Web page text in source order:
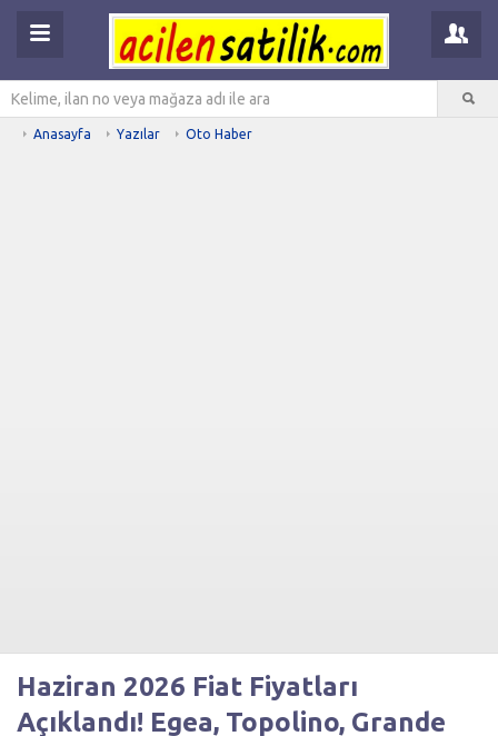
Anasayfa Yazılar Oto Haber
Haziran 2026 Fiat Fiyatları
Açıklandı! Egea, Topolino, Grande